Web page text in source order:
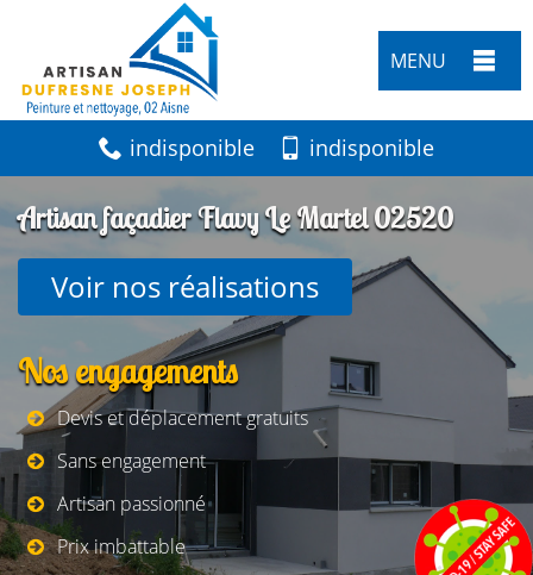
MENU
indisponible indisponible
Artisan façadier Flavy Le Martel 02520
Voir nos réalisations
Nos engagements
Devis et déplacement gratuits
Sans engagement
Artisan passionné
Prix imbattable